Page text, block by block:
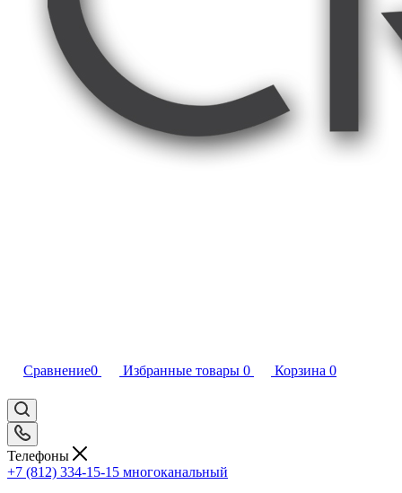
Сравнение0 Избранные товары 0 Корзина 0
Телефоны
+7 (812) 334-15-15 многоканальный